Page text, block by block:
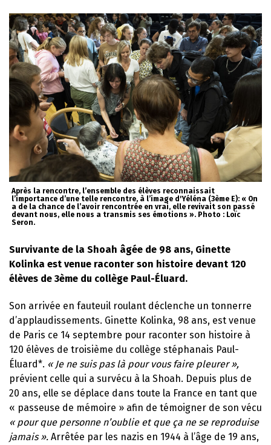
Après la rencontre, l’ensemble des élèves reconnaissait
l’importance d’une telle rencontre, à l’image d'Yéléna (3ème E): « On
a de la chance de l’avoir rencontrée en vrai, elle revivait son passé
devant nous, elle nous a transmis ses émotions ». Photo : Loïc
Seron.
Survivante de la Shoah âgée de 98 ans, Ginette
Kolinka est venue raconter son histoire devant 120
élèves de 3ème du collège Paul-Éluard.
Son arrivée en fauteuil roulant déclenche un tonnerre
d’applaudissements. Ginette Kolinka, 98 ans, est venue
de Paris ce 14 septembre pour raconter son histoire à
120 élèves de troisième du collège stéphanais Paul-
Éluard*. « Je ne suis pas là pour vous faire pleurer »,
prévient celle qui a survécu à la Shoah. Depuis plus de
20 ans, elle se déplace dans toute la France en tant que
« passeuse de mémoire » afin de témoigner de son vécu
« pour que personne n’oublie et que ça ne se reproduise
jamais ». Arrêtée par les nazis en 1944 à l’âge de 19 ans,